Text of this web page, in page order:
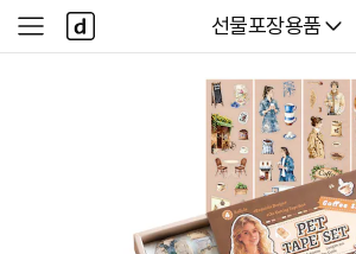
다나와
선물포장용품
사
이
다
나
와